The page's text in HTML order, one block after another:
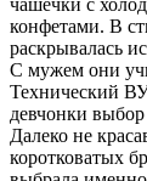
конфетами. В
раскрывалась
С мужем они
Технический
девчонки
Далеко не
коротковатых